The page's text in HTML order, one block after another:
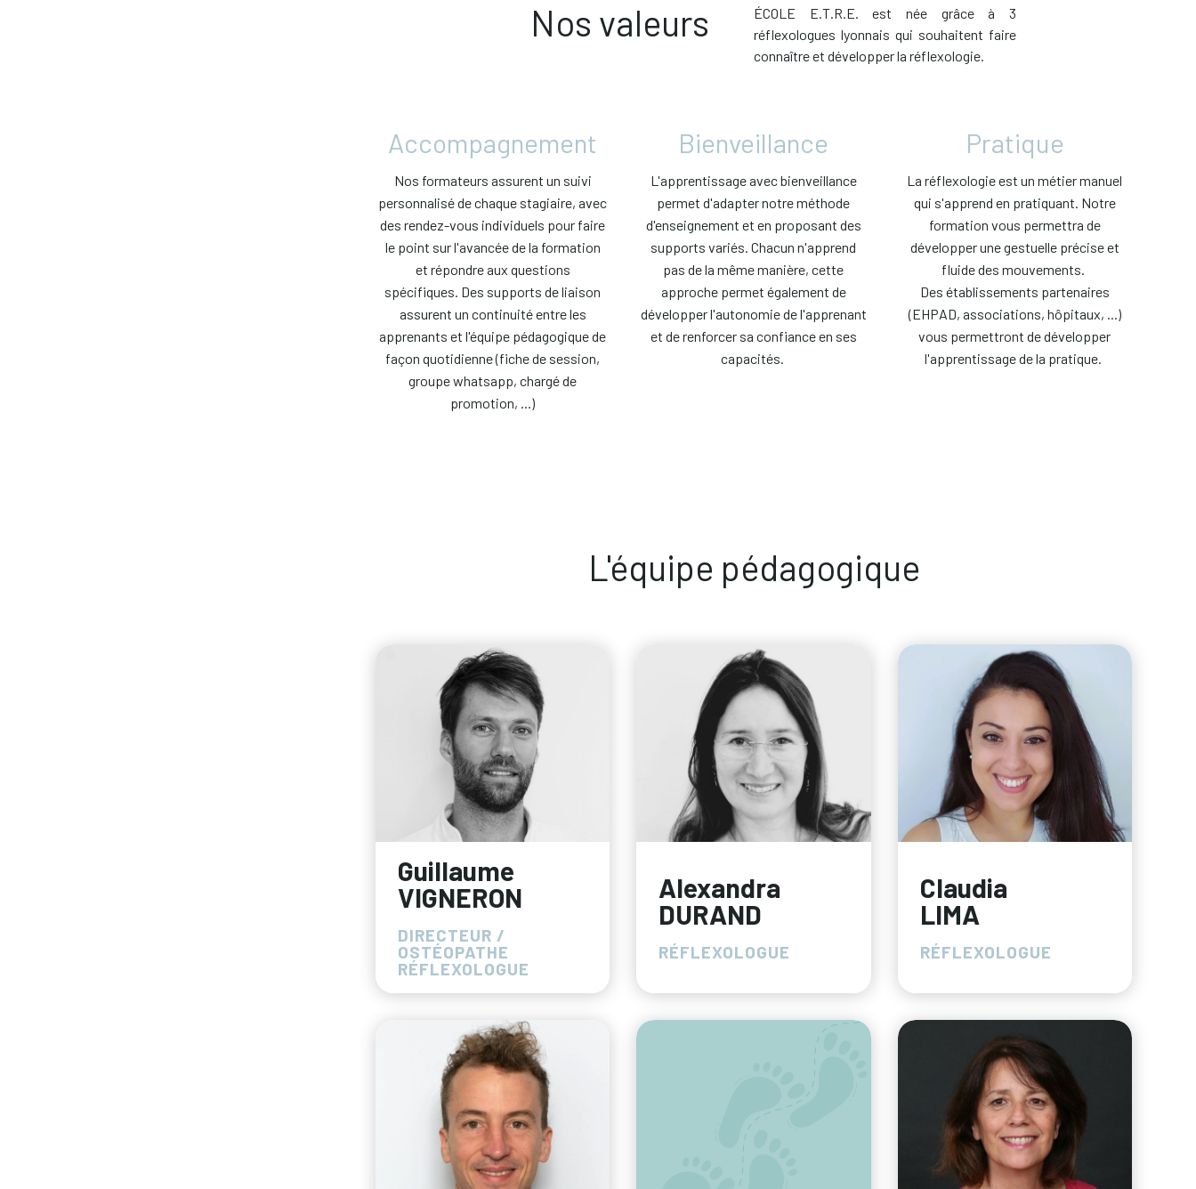
Nos valeurs
ÉCOLE E.T.R.E. est née grâce à 3
réflexologues lyonnais qui souhaitent faire
connaître et développer la réflexologie.
Accompagnement
Nos formateurs assurent un suivi
personnalisé de chaque stagiaire, avec
des rendez-vous individuels pour faire
le point sur l'avancée de la formation
et répondre aux questions
spécifiques. Des supports de liaison
assurent un continuité entre les
apprenants et l'équipe pédagogique de
façon quotidienne (fiche de session,
groupe whatsapp, chargé de
promotion, ...)
Bienveillance
L'apprentissage avec bienveillance
permet d'adapter notre méthode
d'enseignement et en proposant des
supports variés. Chacun n'apprend
pas de la même manière, cette
approche permet également de
développer l'autonomie de l'apprenant
et de renforcer sa confiance en ses
capacités.
Pratique
La réflexologie est un métier manuel
qui s'apprend en pratiquant. Notre
formation vous permettra de
développer une gestuelle précise et
fluide des mouvements.
Des établissements partenaires
(EHPAD, associations, hôpitaux, ...)
vous permettront de développer
l'apprentissage de la pratique.
L'équipe pédagogique
Guillaume
VIGNERON
DIRECTEUR /
OSTÉOPATHE
RÉFLEXOLOGUE
Alexandra
DURAND
RÉFLEXOLOGUE
Claudia
LIMA
RÉFLEXOLOGUE